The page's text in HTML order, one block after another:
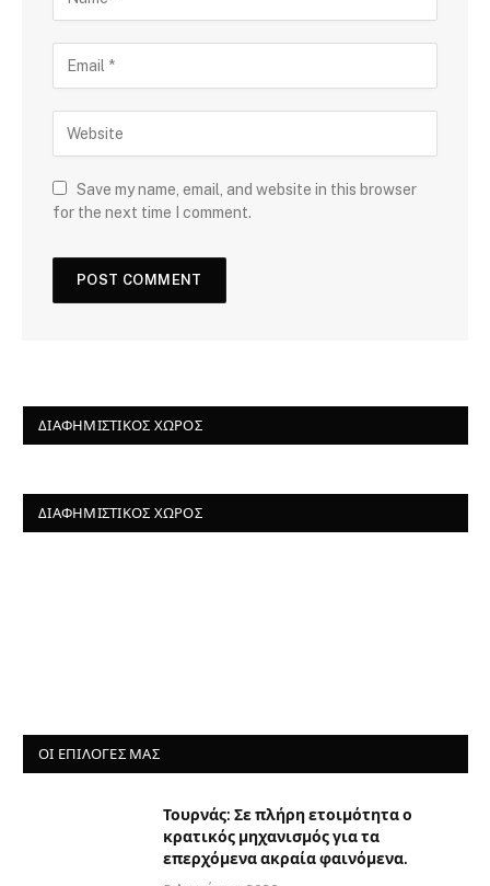
Save my name, email, and website in this browser
for the next time I comment.
ΔΙΑΦΗΜΙΣΤΙΚΌΣ ΧΏΡΟΣ
ΔΙΑΦΗΜΙΣΤΙΚΌΣ ΧΏΡΟΣ
ΟΙ ΕΠΙΛΟΓΈΣ ΜΑΣ
Τουρνάς: Σε πλήρη ετοιμότητα ο
κρατικός μηχανισμός για τα
επερχόμενα ακραία φαινόμενα.